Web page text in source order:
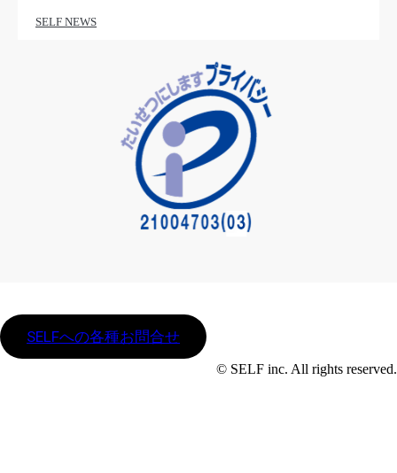
SELF NEWS
SELFへの各種お問合せ
© SELF inc. All rights reserved.